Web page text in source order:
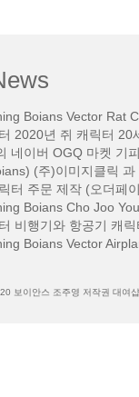
Boians Vector Rat
2020년 쥐 캐릭터 20
네이버 OGQ 마켓 기
(주)이미지클릭
터 주문 제작 (오더페
Boians Cho Joo
비행기와 항공기 캐
Boians Vector
보이안스 조주영 저작권 대여